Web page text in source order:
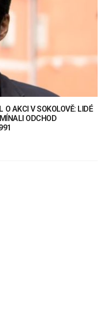
AKCI V SOKOLOVĚ: LIDÉ
ODCHOD